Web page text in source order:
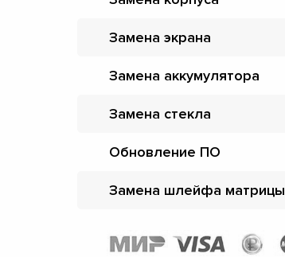
Замена экрана
Замена аккумулятора
Замена стекла
Обновление ПО
Замена шлейфа матрицы